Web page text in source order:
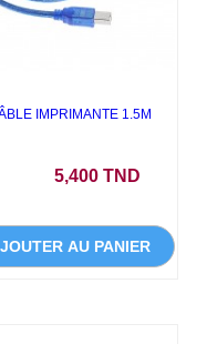
IMPRIMANTE 1.5M
5,400 TND
AU PANIER